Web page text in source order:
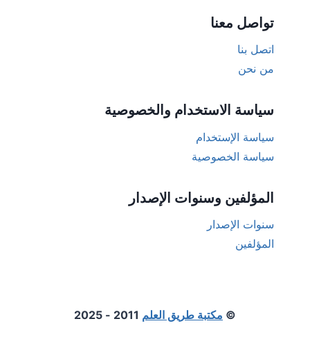
تواصل معنا
اتصل بنا
من نحن
سياسة الاستخدام والخصوصية
سياسة الإستخدام
سياسة الخصوصية
المؤلفين وسنوات الإصدار
سنوات الإصدار
المؤلفين
© مكتبة طريق العلم